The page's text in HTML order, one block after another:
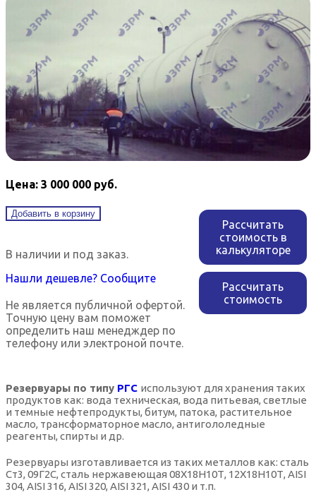
Цена: 3 000 000 руб.
Добавить в корзину
В наличии и под заказ.
Нашли дешевле? Сообщите
Не является публичной офертой.
Точную цену вам поможет
определить наш менедждер по
телефону или электроной почте.
Рассчитать
стоимость в
калькуляторе
Рассчитать
стоимость
Резервуары по типу РГС используют для хранения таких
продуктов как: вода техническая, вода питьевая, светлые
и темные нефтепродукты, битум, патока, растительное
масло, трансформаторное масло, антигололедные
реагенты, спирты и др.
Резервуары изготавливается из таких металлов как: сталь
Ст3, 09Г2С, сталь нержавеющая 08Х18Н10Т, 12Х18Н10Т, AISI
304, AISI 316, AISI 320, AISI 321, AISI 430 и т.п.